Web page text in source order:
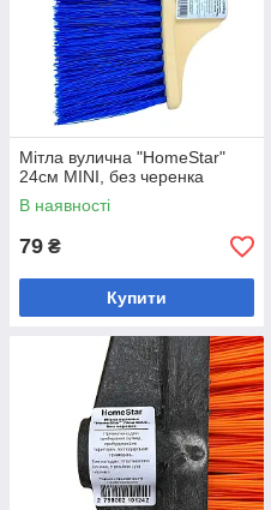
Мітла вулична "HomeStar"
24см MINI, без черенка
В наявності
79 ₴
Купити